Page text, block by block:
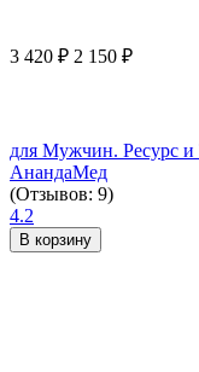
3 420 ₽ 2 150 ₽
для Мужчин. Ресурс и
АнандаМед
(Отзывов: 9)
4.2
В корзину